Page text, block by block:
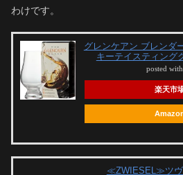
わけです。
グレンケアン ブレンダ
キーテイスティング
posted with
楽天市
≪ZWIESEL≫ツヴ